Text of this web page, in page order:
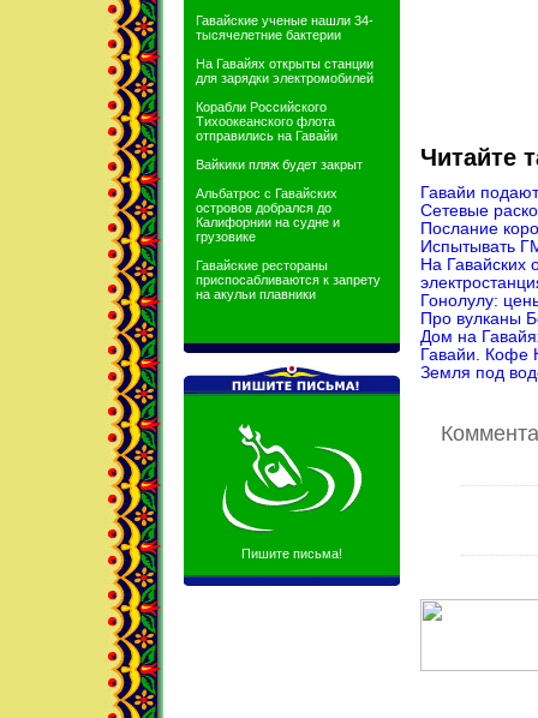
Гавайские ученые нашли 34-
тысячелетние бактерии
На Гавайях открыты станции
для зарядки электромобилей
Корабли Российского
Тихоокеанского флота
отправились на Гавайи
Вайкики пляж будет закрыт
Альбатрос с Гавайских
островов добрался до
Калифорнии на судне и
грузовике
Гавайские рестораны
приспосабливаются к запрету
на акульи плавники
Пишите письма!
Читайте
Гавайи
Сетевые
Послание
Испытывать
На Гавайских
Гонолулу:
Про вулканы
Дом на
Гавайи. Кофе
Земля под